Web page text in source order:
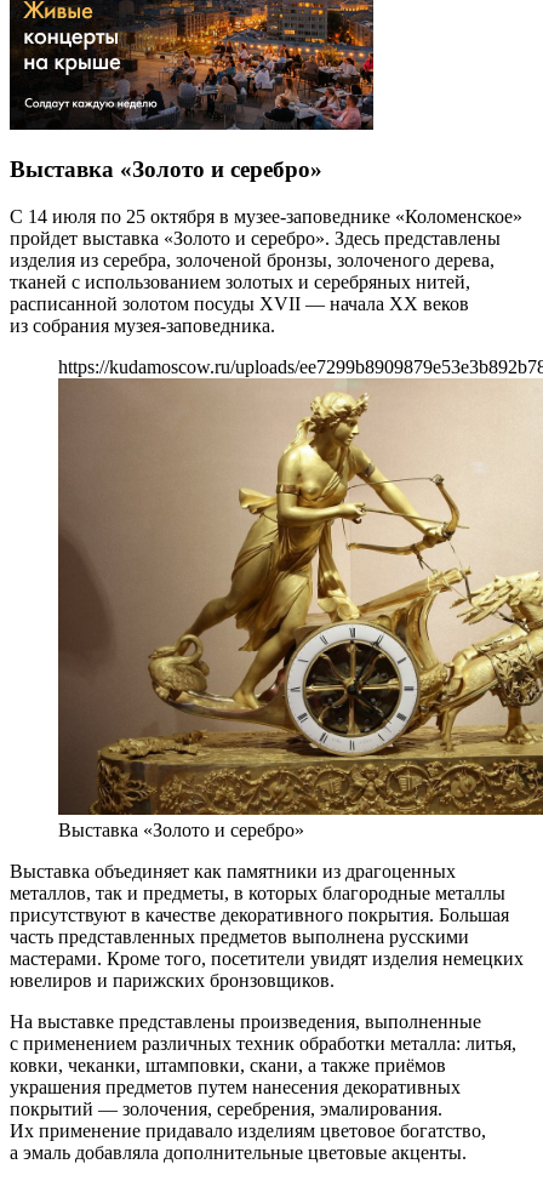
Выставка «Золото и серебро»
С 14 июля по 25 октября в музее-заповеднике «Коломенское»
пройдет выставка «Золото и серебро». Здесь представлены
изделия из серебра, золоченой бронзы, золоченого дерева,
тканей с использованием золотых и серебряных нитей,
расписанной золотом посуды XVII — начала ХХ веков
из собрания музея-заповедника.
https://kudamoscow.ru/uploads/
Выставка «Золото и серебро»
Выставка объединяет как памятники из драгоценных
металлов, так и предметы, в которых благородные металлы
присутствуют в качестве декоративного покрытия. Большая
часть представленных предметов выполнена русскими
мастерами. Кроме того, посетители увидят изделия немецких
ювелиров и парижских бронзовщиков.
На выставке представлены произведения, выполненные
с применением различных техник обработки металла: литья,
ковки, чеканки, штамповки, скани, а также приёмов
украшения предметов путем нанесения декоративных
покрытий — золочения, серебрения, эмалирования.
Их применение придавало изделиям цветовое богатство,
а эмаль добавляла дополнительные цветовые акценты.